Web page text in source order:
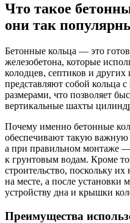
Что такое
они так
Бетонные кольца — это
железобетона, которые
колодцев, септиков и
представляют собой кольца
размерами, что позволяет
вертикальные шахты
Почему именно бетонные
обеспечивают такую важную
а при правильном монтаже —
к грунтовым водам. Кроме
строительство, поскольку
на месте, а после установки
устройству дна и крышки
Преимущества